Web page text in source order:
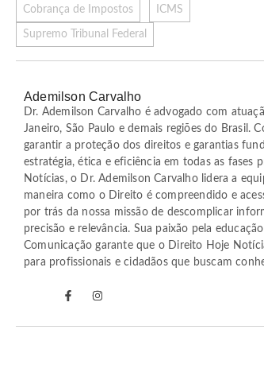
Cobrança de Impostos ICMS
Supremo Tribunal Federal
Ademilson Carvalho
Dr. Ademilson Carvalho é advogado com
Janeiro, São Paulo e demais regiões do Brasil.
garantir a proteção dos direitos e garantias
estratégia, ética e eficiência em todas as fases
Notícias, o Dr. Ademilson Carvalho lidera a
maneira como o Direito é compreendido e
por trás da nossa missão de descomplicar
precisão e relevância. Sua paixão pela
Comunicação garante que o Direito Hoje
para profissionais e cidadãos que buscam